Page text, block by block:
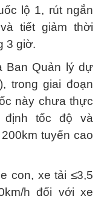
lộ 1, rút ngắn
tiết giảm thời
3 giờ.
Ban Quản lý dự
trong giai đoạn
này chưa thực
định tốc độ và
tuyến cao
con, xe tải ≤3,5
h đối với xe